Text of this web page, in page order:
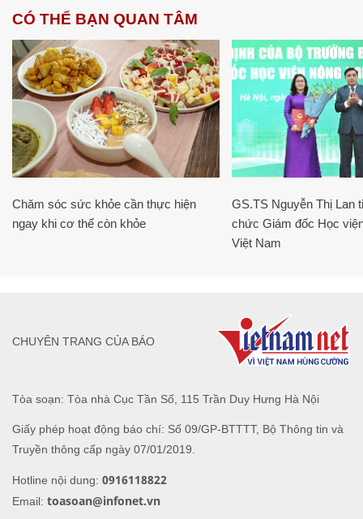
CÓ THỂ BẠN QUAN TÂM
Chăm sóc sức khỏe cần thực hiện
ngay khi cơ thể còn khỏe
GS.TS Nguyễn Thị Lan
chức Giám đốc Học
Việt Nam
Tòa soạn: Tòa nhà Cục Tần Số, 115 Trần Duy Hưng Hà Nội
Giấy phép hoạt động báo chí: Số 09/GP-BTTTT, Bộ Thông tin và
Truyền thông cấp ngày 07/01/2019.
Hotline nội dung: 0916118822
Email: toasoan@infonet.vn
CHUYÊN TRANG CỦA BÁO